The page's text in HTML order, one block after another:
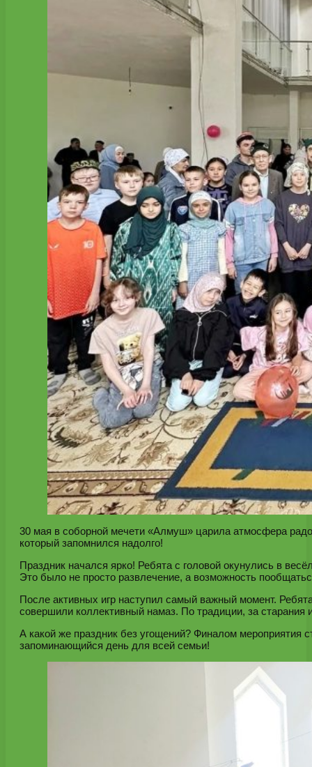
30 мая в соборной мечети «Алмуш» царила атмосфера
который запомнился надолго!
Праздник начался ярко! Ребята с головой окунулись в
Это было не просто развлечение, а возможность
После активных игр наступил самый важный момент.
совершили коллективный намаз. По традиции, за
А какой же праздник без угощений? Финалом
запоминающийся день для всей семьи!